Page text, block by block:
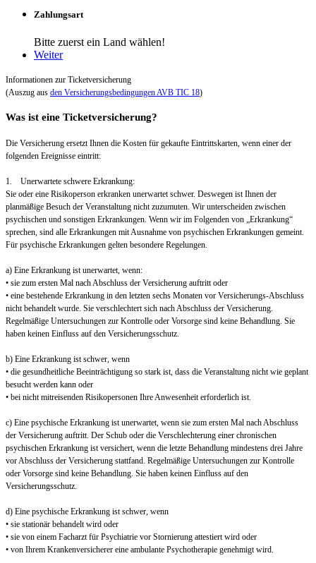
Zahlungsart
Bitte zuerst ein Land wählen!
Weiter
Informationen zur Ticketversicherung
(Auszug aus den Versicherungsbedingungen AVB TIC 18)
Was ist eine Ticketversicherung?
Die Versicherung ersetzt Ihnen die Kosten für gekaufte Eintrittskarten, wenn einer der
folgenden Ereignisse eintritt:
1. Unerwartete schwere Erkrankung:
Sie oder eine Risikoperson erkranken unerwartet schwer. Deswegen ist Ihnen der
planmäßige Besuch der Veranstaltung nicht zuzumuten. Wir unterscheiden zwischen
psychischen und sonstigen Erkrankungen. Wenn wir im Folgenden von „Erkrankung“
sprechen, sind alle Erkrankungen mit Ausnahme von psychischen Erkrankungen gemeint.
Für psychische Erkrankungen gelten besondere Regelungen.
a) Eine Erkrankung ist unerwartet, wenn:
• sie zum ersten Mal nach Abschluss der Versicherung auftritt oder
• eine bestehende Erkrankung in den letzten sechs Monaten vor Versicherungs-Abschluss
nicht behandelt wurde. Sie verschlechtert sich nach Abschluss der Versicherung.
Regelmäßige Untersuchungen zur Kontrolle oder Vorsorge sind keine Behandlung. Sie
haben keinen Einfluss auf den Versicherungsschutz.
b) Eine Erkrankung ist schwer, wenn
• die gesundheitliche Beeinträchtigung so stark ist, dass die Veranstaltung nicht wie geplant
besucht werden kann oder
• bei nicht mitreisenden Risikopersonen Ihre Anwesenheit erforderlich ist.
c) Eine psychische Erkrankung ist unerwartet, wenn sie zum ersten Mal nach Abschluss
der Versicherung auftritt. Der Schub oder die Verschlechterung einer chronischen
psychischen Erkrankung ist versichert, wenn die letzte Behandlung mindestens drei Jahre
vor Abschluss der Versicherung stattfand. Regelmäßige Untersuchungen zur Kontrolle
oder Vorsorge sind keine Behandlung. Sie haben keinen Einfluss auf den
Versicherungsschutz.
d) Eine psychische Erkrankung ist schwer, wenn
• sie stationär behandelt wird oder
• sie von einem Facharzt für Psychiatrie vor Stornierung attestiert wird oder
• von Ihrem Krankenversicherer eine ambulante Psychotherapie genehmigt wird.